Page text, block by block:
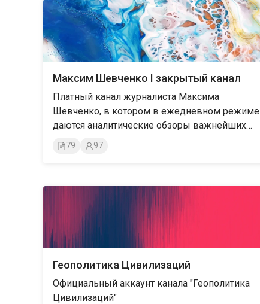
Максим Шевченко I закрытый канал
Платный канал журналиста Максима
Шевченко, в котором в ежедневном режиме
даются аналитические обзоры важнейших
событий и тенденций текущей политики
79 97
Геополитика Цивилизаций
Официальный аккаунт канала "Геополитика
Цивилизаций"